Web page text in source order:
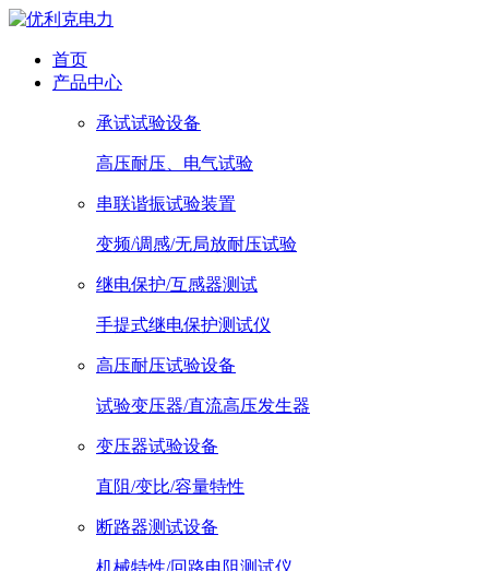
首页
产品中心
承试试验设备
高压耐压、电气试验
串联谐振试验装置
变频/调感/无局放耐压试验
继电保护/互感器测试
手提式继电保护测试仪
高压耐压试验设备
试验变压器/直流高压发生器
变压器试验设备
直阻/变比/容量特性
断路器测试设备
机械特性/回路电阻测试仪